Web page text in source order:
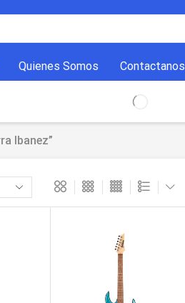
Quienes Somos Contactanos
Ibanez”